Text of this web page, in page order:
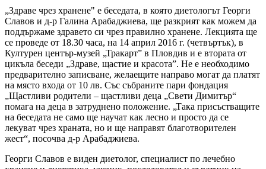
„Здраве чрез хранене" е беседата, в която диетологът Георги
Славов и д-р Галина Арабаджиева, ще разкрият как можем да
поддържаме здравето си чрез правилно хранене. Лекцията ще
се проведе от 18.30 часа, на 14 април 2016 г. (четвъртък), в
Културен център-музей „Тракарт” в Пловдив и е втората от
цикъла беседи „Здраве, щастие и красота”. Не е необходимо
предварително записване, желаещите направо могат да платят
на място входа от 10 лв. Със събраните пари фондация
„Щастливи родители – щастливи деца „Свети Димитър“
помага на деца в затруднено положение. „Така присъстващите
на беседата не само ще научат как лесно и просто да се
лекуват чрез храната, но и ще направят благотворителен
жест“, посочва д-р Арабаджиева.
Георги Славов е виден диетолог, специалист по лечебно